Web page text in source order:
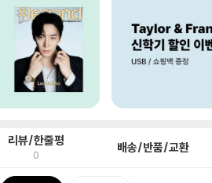
리뷰/한줄평
0 배송/반품/교환